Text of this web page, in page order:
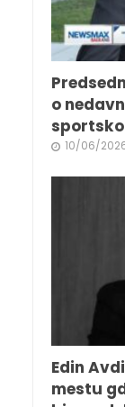
o
10/06/
Edin
mestu